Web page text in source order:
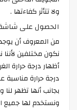
ولا تتأثر كفاءتها .
الحصول على
من المعروف أن
نكون مختلفين
أظهار درجة حرارة
درجة حرارة مناسبة
بجانب أنها تظهر
ونستخدم لها جميع